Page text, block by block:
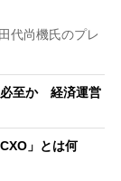
代尚機氏のプレ
必至か 経済運営
」とは何